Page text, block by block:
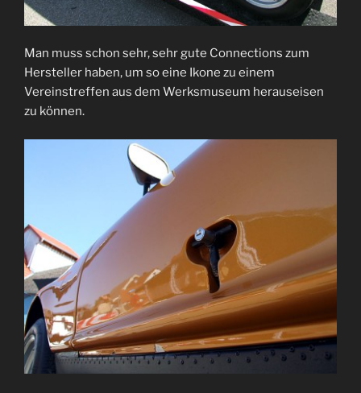
Man muss schon sehr, sehr gute Connections zum
Hersteller haben, um so eine Ikone zu einem
Vereinstreffen aus dem Werksmuseum herauseisen
zu können.